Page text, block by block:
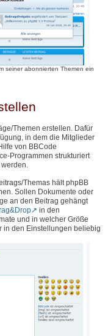
seiner abonnierten Themen ein
Themen erstellen. Dafür
in dem die Mitglieder
von BBCode
Programmen strukturiert
Themas hält phpBB
Sollen Dokumente oder
an den Beitrag gehängt
in den
und in welcher Größe
in den Einstellungen beliebig